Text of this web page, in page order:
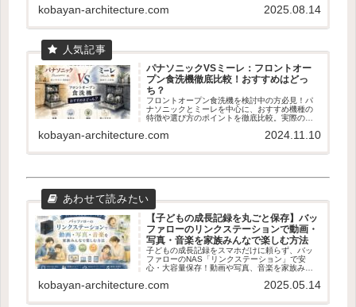
kobayan-architecture.com 2025.08.14
パナソニックVSミーレ：フロントオー
プン食洗機徹底比較！おすすめはどっ
ち？
フロントオープン食洗機を検討中の方必見！パ
ナソニックとミーレを中心に、おすすめ機種の
特徴や選び方のポイントを徹底比較。実際のユ
びをサポートします。容量、乾燥機能、使いや
kobayan-architecture.com 2024.11.10
【子どもの成長記録を丸ごと保存】バッ
ファローのリンクステーションで動画・
写真・音楽を家族みんなで楽しむ方法
子どもの成長記録をスマホだけに頼らず、バッ
ファローのNAS「リンクステーション」で安
心・大容量保存！動画や写真、音楽を家族みん
トをわかりやすく解説します。
kobayan-architecture.com 2025.05.14